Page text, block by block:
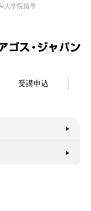
大学院留学
受講申込